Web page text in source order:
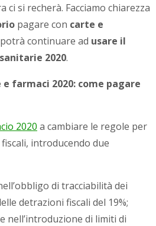
si recherà. Facciamo chiarezza
pagare con carte e
continuare ad usare il
2020.
farmaci 2020: come pagare
2020 a cambiare le regole per
introducendo due
di tracciabilità dei
detrazioni fiscali del 19%;
nell’introduzione di limiti di